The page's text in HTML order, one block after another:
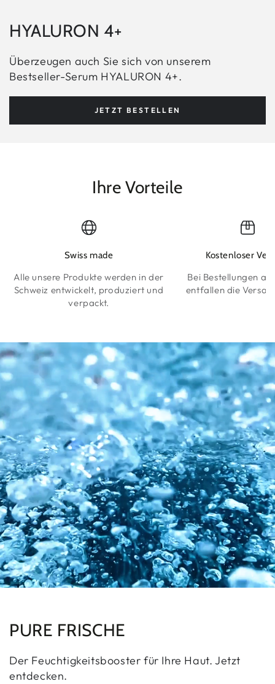
HYALURON 4+
Überzeugen auch Sie sich von unserem
Bestseller-Serum HYALURON 4+.
JETZT BESTELLEN
Ihre Vorteile
Swiss made
Alle unsere Produkte werden in der
Schweiz entwickelt, produziert und
verpackt.
Kostenloser
Bei Bestellungen
entfallen die
PURE FRISCHE
Der Feuchtigkeitsbooster für Ihre Haut. Jetzt
entdecken.